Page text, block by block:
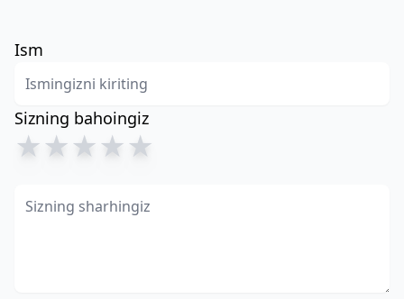
Ism
Sizning bahoingiz
★★★★★